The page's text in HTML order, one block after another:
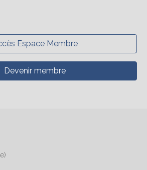
Espace Membre
Devenir membre